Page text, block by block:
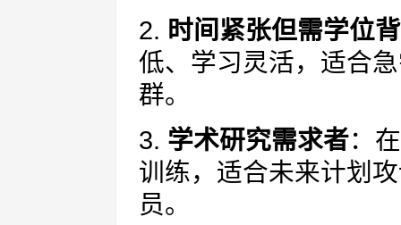
2. 时间紧张但需学位
低、学习灵活，适合
群。
3. 学术研究需求者：
训练，适合未来计划
员。